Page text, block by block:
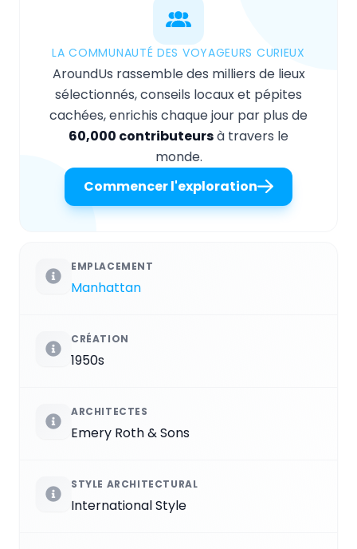
LA COMMUNAUTÉ DES VOYAGEURS CURIEUX
AroundUs rassemble des milliers de lieux
sélectionnés, conseils locaux et pépites
cachées, enrichis chaque jour par plus de
60,000 contributeursà travers le
monde.
Commencer l'exploration
EMPLACEMENT
Manhattan
CRÉATION
1950s
ARCHITECTES
Emery Roth & Sons
STYLE ARCHITECTURAL
International Style